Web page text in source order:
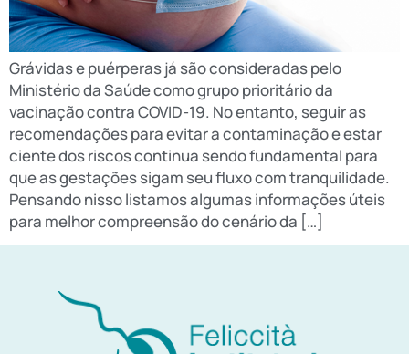
Grávidas e puérperas já são consideradas pelo
Ministério da Saúde como grupo prioritário da
vacinação contra COVID-19. No entanto, seguir as
recomendações para evitar a contaminação e estar
ciente dos riscos continua sendo fundamental para
que as gestações sigam seu fluxo com tranquilidade.
Pensando nisso listamos algumas informações úteis
para melhor compreensão do cenário da […]